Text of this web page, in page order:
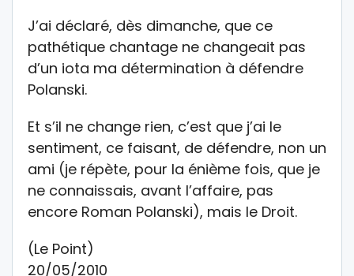
J’ai déclaré, dès dimanche, que ce
pathétique chantage ne changeait pas
d’un iota ma détermination à défendre
Polanski.
Et s’il ne change rien, c’est que j’ai le
sentiment, ce faisant, de défendre, non un
ami (je répète, pour la énième fois, que je
ne connaissais, avant l’affaire, pas
encore Roman Polanski), mais le Droit.
(Le Point)
20/05/2010